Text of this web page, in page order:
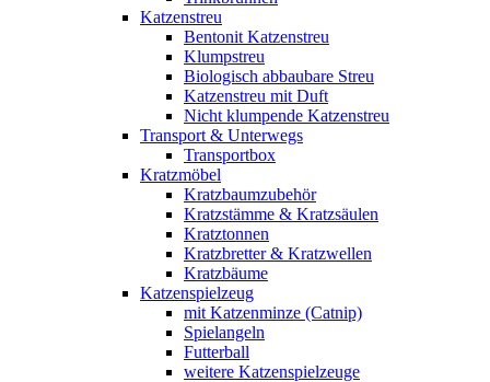
Katzenstreu
Bentonit Katzenstreu
Klumpstreu
Biologisch abbaubare Streu
Katzenstreu mit Duft
Nicht klumpende Katzenstreu
Transport & Unterwegs
Transportbox
Kratzmöbel
Kratzbaumzubehör
Kratzstämme & Kratzsäulen
Kratztonnen
Kratzbretter & Kratzwellen
Kratzbäume
Katzenspielzeug
mit Katzenminze (Catnip)
Spielangeln
Futterball
weitere Katzenspielzeuge